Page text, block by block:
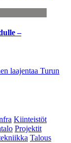
–
laajentaa Turun
Kiinteistöt
Projektit
Talous